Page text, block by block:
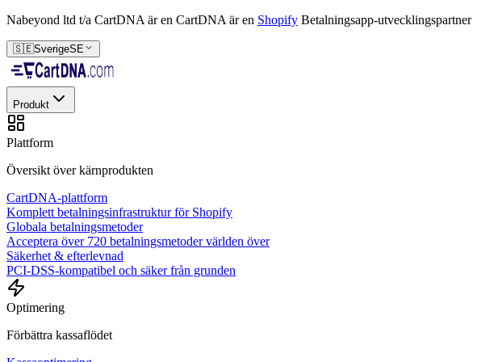
Nabeyond ltd t/a CartDNA är en CartDNA är en Shopify Betalningsapp-utvecklingspartner
🇸🇪SverigeSE
Produkt
Plattform
Översikt över kärnprodukten
CartDNA-plattform
Komplett betalningsinfrastruktur för Shopify
Globala betalningsmetoder
Acceptera över 720 betalningsmetoder världen över
Säkerhet & efterlevnad
PCI-DSS-kompatibel och säker från grunden
Optimering
Förbättra kassaflödet